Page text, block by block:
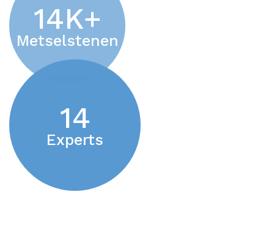
14K+
Metselstenen
14
Experts